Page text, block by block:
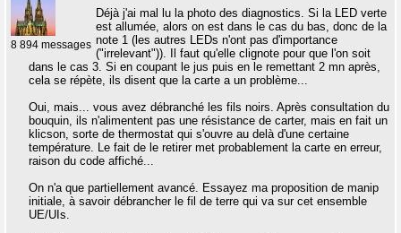
8 894 messages
Déjà j'ai mal lu la photo des diagnostics. Si la LED verte
est allumée, alors on est dans le cas du bas, donc de la
note 1 (les autres LEDs n'ont pas d'importance
("irrelevant")). Il faut qu'elle clignote pour que l'on soit
dans le cas 3. Si en coupant le jus puis en le remettant 2 mn après,
cela se répète, ils disent que la carte a un problème...
Oui, mais... vous avez débranché les fils noirs. Après consultation du
bouquin, ils n'alimentent pas une résistance de carter, mais en fait un
klicson, sorte de thermostat qui s'ouvre au delà d'une certaine
température. Le fait de le retirer met probablement la carte en erreur,
raison du code affiché...
On n'a que partiellement avancé. Essayez ma proposition de manip
initiale, à savoir débrancher le fil de terre qui va sur cet ensemble
UE/UIs.